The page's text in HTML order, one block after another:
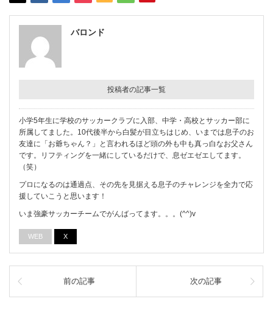
バロンド
投稿者の記事一覧
小学5年生に学校のサッカークラブに入部、中学・高校とサッカー部に
所属してました。10代後半から白髪が目立ちはじめ、いまでは息子のお
友達に「お爺ちゃん？」と言われるほど頭の外も中も真っ白なお父さん
です。リフティングを一緒にしているだけで、息ゼエゼエしてます。
（笑）
プロになるのは通過点、その先を見据える息子のチャレンジを全力で応
援していこうと思います！
いま強豪サッカーチームでがんばってます。。。(^^)v
WEB X
前の記事 次の記事